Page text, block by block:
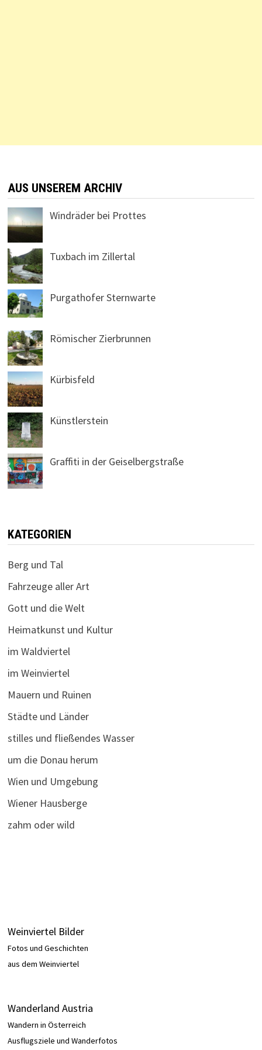
AUS UNSEREM ARCHIV
Windräder bei Prottes
Tuxbach im Zillertal
Purgathofer Sternwarte
Römischer Zierbrunnen
Kürbisfeld
Künstlerstein
Graffiti in der Geiselbergstraße
KATEGORIEN
Berg und Tal
Fahrzeuge aller Art
Gott und die Welt
Heimatkunst und Kultur
im Waldviertel
im Weinviertel
Mauern und Ruinen
Städte und Länder
stilles und fließendes Wasser
um die Donau herum
Wien und Umgebung
Wiener Hausberge
zahm oder wild
Weinviertel Bilder
Fotos und Geschichten
aus dem Weinviertel
Wanderland Austria
Wandern in Österreich
Ausflugsziele und Wanderfotos